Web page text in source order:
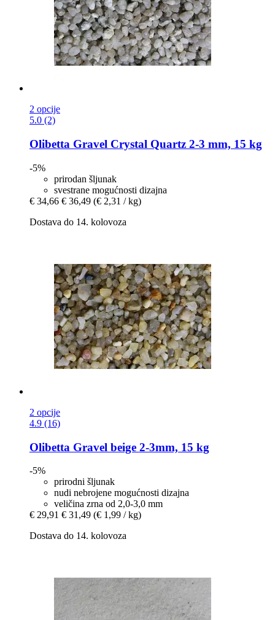
2 opcije
5.0 (2)
Olibetta Gravel Crystal Quartz 2-​3 mm, 15 kg
-5%
prirodan šljunak
svestrane mogućnosti dizajna
€ 34,66 € 36,49 (€ 2,31 / kg)
Dostava do 14. kolovoza
2 opcije
4.9 (16)
Olibetta Gravel beige 2-​3mm, 15 kg
-5%
prirodni šljunak
nudi nebrojene mogućnosti dizajna
veličina zrna od 2,0-3,0 mm
€ 29,91 € 31,49 (€ 1,99 / kg)
Dostava do 14. kolovoza